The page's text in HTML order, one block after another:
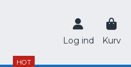
Log ind Kurv
HOT